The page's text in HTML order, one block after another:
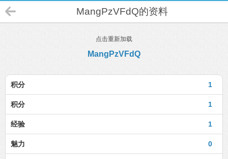
MangPzVFdQ的资料
点击重新加载
MangPzVFdQ
1
积分
1
积分
1
经验
0
魅力